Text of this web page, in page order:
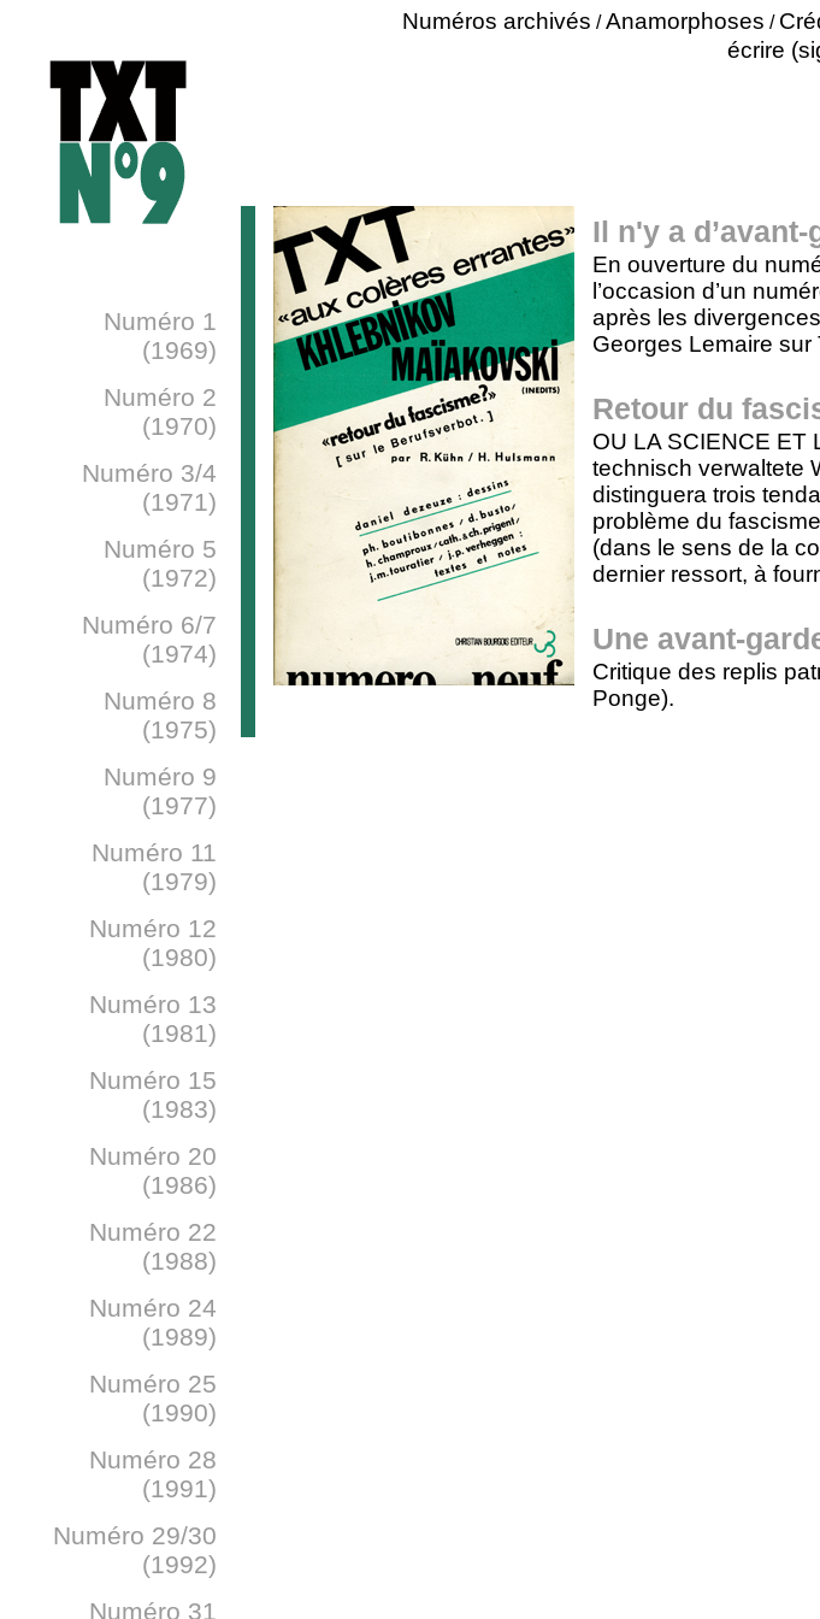
Il n'y a
En ouverture du
l’occasion d’un
après les
Georges Lemaire sur
Retour du
OU LA SCIENCE ET
technisch verwaltete
distinguera trois
problème du
(dans le sens de la
dernier ressort, à
Une avant-
Critique des replis
Ponge).
Numéro 1
(1969)
Numéro 2
(1970)
Numéro 3/4
(1971)
Numéro 5
(1972)
Numéro 6/7
(1974)
Numéro 8
(1975)
Numéro 9
(1977)
Numéro 11
(1979)
Numéro 12
(1980)
Numéro 13
(1981)
Numéro 15
(1983)
Numéro 20
(1986)
Numéro 22
(1988)
Numéro 24
(1989)
Numéro 25
(1990)
Numéro 28
(1991)
Numéro 29/30
(1992)
Numéro 31
Numéros archivés /Anamorphoses /
écrire